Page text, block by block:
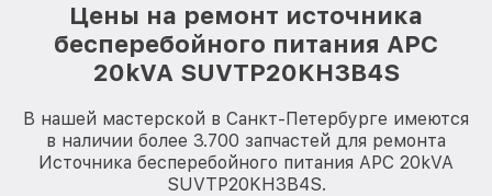
Цены на ремонт источника
бесперебойного питания APC
20kVA SUVTP20KH3B4S
В нашей мастерской в Санкт-Петербурге имеются
в наличии более 3.700 запчастей для ремонта
Источника бесперебойного питания APC 20kVA
SUVTP20KH3B4S.